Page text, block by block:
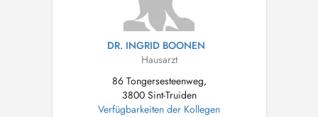
DR. INGRID BOONEN
Hausarzt
86 Tongersesteenweg,
3800 Sint-Truiden
Verfügbarkeiten der Kollegen